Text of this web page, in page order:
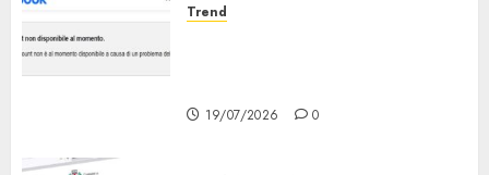
Trend
19/07/2026 0